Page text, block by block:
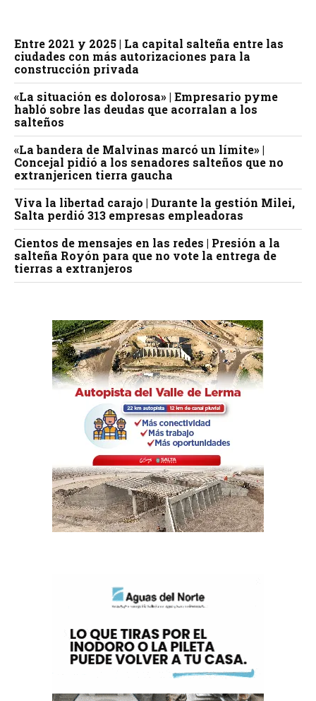
Entre 2021 y 2025 | La capital salteña entre las
ciudades con más autorizaciones para la
construcción privada
«La situación es dolorosa» | Empresario pyme
habló sobre las deudas que acorralan a los
salteños
«La bandera de Malvinas marcó un límite» |
Concejal pidió a los senadores salteños que no
extranjericen tierra gaucha
Viva la libertad carajo | Durante la gestión Milei,
Salta perdió 313 empresas empleadoras
Cientos de mensajes en las redes | Presión a la
salteña Royón para que no vote la entrega de
tierras a extranjeros